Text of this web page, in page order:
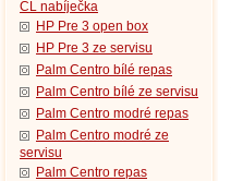
CL nabíječka
HP Pre 3 open box
HP Pre 3 ze servisu
Palm Centro bílé repas
Palm Centro bílé ze servisu
Palm Centro modré repas
Palm Centro modré ze
servisu
Palm Centro repas